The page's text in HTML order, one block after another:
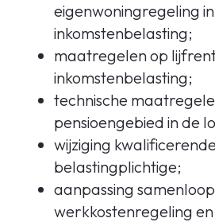
eigenwoningregeling
inkomstenbelasting;
maatregelen op
inkomstenbelasting;
technische
pensioengebied in de
wijziging
belastingplichtige;
aanpassing
werkkostenregeling